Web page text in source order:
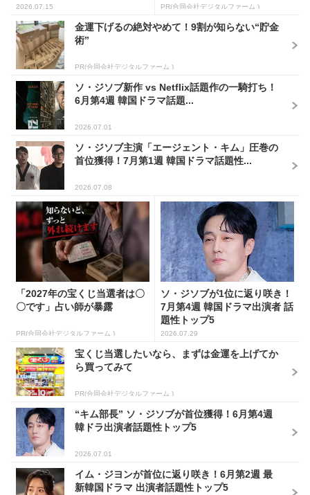
2026.07.15 PR(合同会社デジタルファーム )
金運下げるの絶対やめて！9割が知らない“貯金
術”
PR(合同会社デジタルファーム )
ソ・ジソブ新作 vs Netflix話題作の一騎打ち！
6月第4週 韓国ドラマ話題...
2026.07.01
ソ・ジソブ主演「エージェント・キム」圧巻の
首位獲得！7月第1週 韓国ドラマ話題性...
2026.07.08
「2027年の宝くじ当選者は〇
〇です」占い師が暴露
PR(合同会社デジタルファーム )
ソ・ジソブが1位に返り咲き！
7月第4週 韓国ドラマ出演者 話
題性トップ5
2026.07.29
宝くじ当選したいなら、まずは金運を上げてか
ら買ってみて
PR(合同会社デジタルファーム )
“キム部長” ソ・ジソブが首位獲得！6月第4週
韓ドラ出演者話題性トップ5
2026.07.01
イム・ジヨンが首位に返り咲き！6月第2週 最
新韓国ドラマ 出演者話題性トップ5